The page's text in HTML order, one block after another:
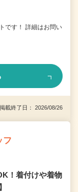
です！ 詳細はお問い
載終了日： 2026/08/26
フ
！着付けや着物